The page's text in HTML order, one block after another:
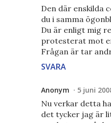
Den där enskilda
du i samma
Du är enligt mig
protesterat mot
Frågan är tar
SVARA
Anonym 5 juni
Nu verkar detta
det tycker jag är